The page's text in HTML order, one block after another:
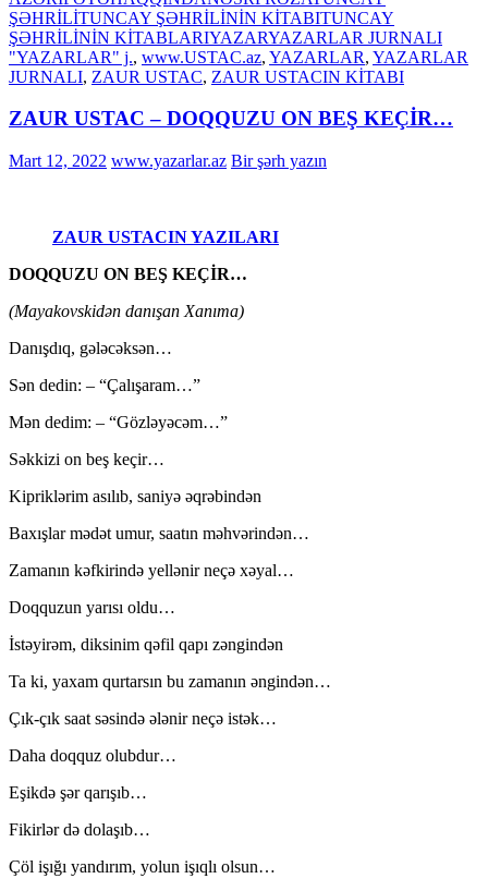
ŞƏHRİLİTUNCAY ŞƏHRİLİNİN KİTABITUNCAY
ŞƏHRİLİNİN KİTABLARIYAZARYAZARLAR JURNALI
"YAZARLAR" j., www.USTAC.az, YAZARLAR, YAZARLAR
JURNALI, ZAUR USTAC, ZAUR USTACIN KİTABI
ZAUR USTAC – DOQQUZU ON BEŞ KEÇİR…
Mart 12, 2022 www.yazarlar.az Bir şərh yazın
ZAUR USTACIN YAZILARI
DOQQUZU ON BEŞ KEÇİR…
(Mayakovskidən danışan Xanıma)
Danışdıq, gələcəksən…
Sən dedin: – “Çalışaram…”
Mən dedim: – “Gözləyəcəm…”
Səkkizi on beş keçir…
Kipriklərim asılıb, saniyə əqrəbindən
Baxışlar mədət umur, saatın məhvərindən…
Zamanın kəfkirində yellənir neçə xəyal…
Doqquzun yarısı oldu…
İstəyirəm, diksinim qəfil qapı zəngindən
Ta ki, yaxam qurtarsın bu zamanın əngindən…
Çık-çık saat səsində ələnir neçə istək…
Daha doqquz olubdur…
Eşikdə şər qarışıb…
Fikirlər də dolaşıb…
Çöl işığı yandırım, yolun işıqlı olsun…